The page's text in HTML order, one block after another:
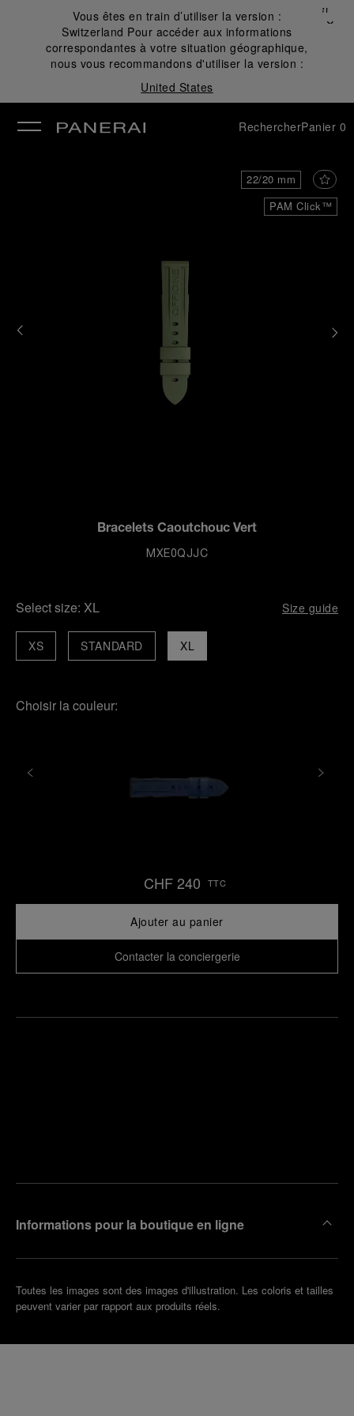
Vous êtes en train d’utiliser la version :
Switzerland Pour accéder aux informations
correspondantes à votre situation géographique,
nous vous recommandons d'utiliser la version :
United States
Fermer
✕
RechercherPanier 0
PAM Click™
22/20 mm
Bracelets Caoutchouc Vert
MXE0QJJC
Select size: XL Size guide
XL
XS STANDARD
Choisir la couleur:
CHF 240 TTC
Ajouter au panier
Contacter la conciergerie
Informations pour la boutique en ligne
Toutes les images sont des images d'illustration. Les coloris et tailles
peuvent varier par rapport aux produits réels.